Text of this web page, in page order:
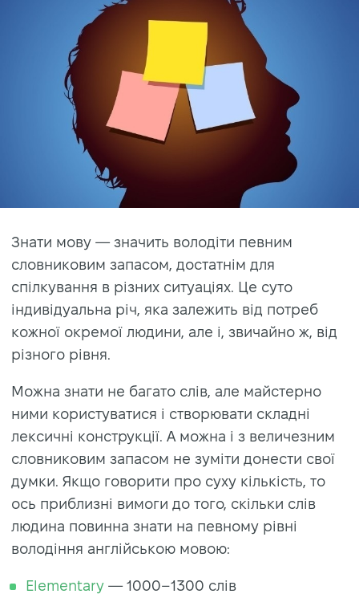
Знати мову — значить володіти певним
словниковим запасом, достатнім для
спілкування в різних ситуаціях. Це суто
індивідуальна річ, яка залежить від потреб
кожної окремої людини, але і, звичайно ж, від
різного рівня.
Можна знати не багато слів, але майстерно
ними користуватися і створювати складні
лексичні конструкції. А можна і з величезним
словниковим запасом не зуміти донести свої
думки. Якщо говорити про суху кількість, то
ось приблизні вимоги до того, скільки слів
людина повинна знати на певному рівні
володіння англійською мовою:
Elementary — 1000–1300 слів